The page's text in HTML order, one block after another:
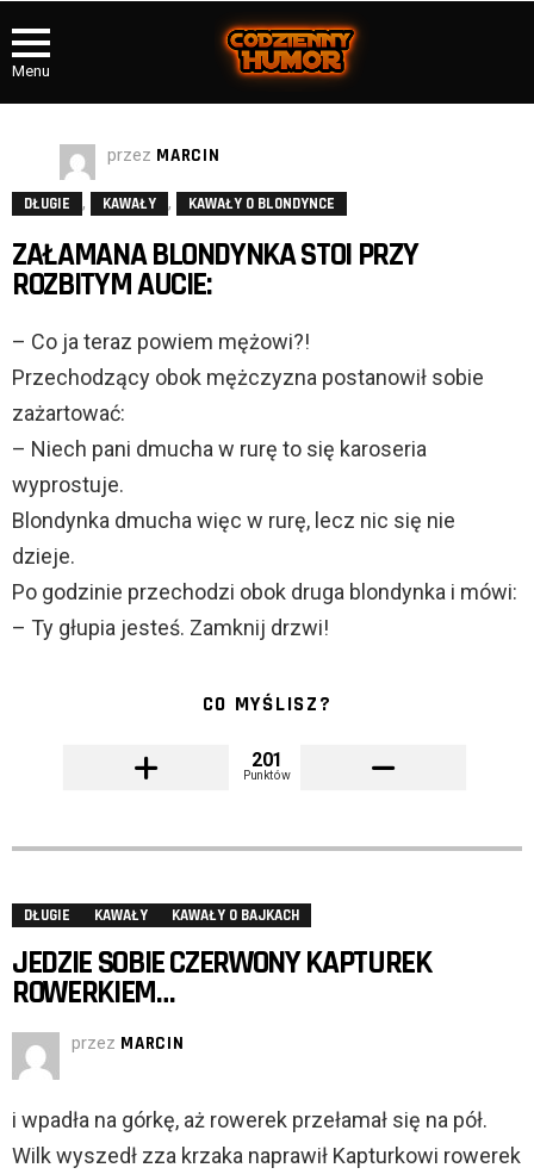
Menu
przez MARCIN
DŁUGIE , KAWAŁY , KAWAŁY O BLONDYNCE
ZAŁAMANA BLONDYNKA STOI PRZY
ROZBITYM AUCIE:
– Co ja teraz powiem mężowi?!
Przechodzący obok mężczyzna postanowił sobie
zażartować:
– Niech pani dmucha w rurę to się karoseria
wyprostuje.
Blondynka dmucha więc w rurę, lecz nic się nie
dzieje.
Po godzinie przechodzi obok druga blondynka i mówi:
– Ty głupia jesteś. Zamknij drzwi!
CO MYŚLISZ?
201
Punktów
DŁUGIE KAWAŁY KAWAŁY O BAJKACH
JEDZIE SOBIE CZERWONY KAPTUREK
ROWERKIEM…
przez MARCIN
i wpadła na górkę, aż rowerek przełamał się na pół.
Wilk wyszedł zza krzaka naprawił Kapturkowi rowerek